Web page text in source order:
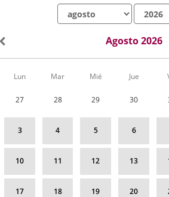
Agosto 2026
Calendario
correspondiente
Lun Mar Mié Jue
27 28 29 30
3 4 5 6
10 11 12 13
17 18 19 20